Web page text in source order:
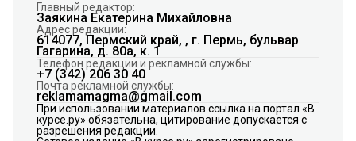
Главный редактор:
Заякина Екатерина Михайловна
Адрес редакции:
614077, Пермский край, , г. Пермь, бульвар
Гагарина, д. 80а, к. 1
Телефон редакции и рекламной службы:
+7 (342) 206 30 40
Почта рекламной службы:
reklamamagma@gmail.com
При использовании материалов ссылка на портал «В
курсе.ру» обязательна, цитирование допускается с
разрешения редакции.